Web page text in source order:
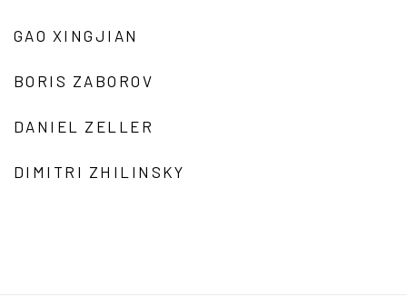
GAO XINGJIAN
BORIS ZABOROV
DANIEL ZELLER
DIMITRI ZHILINSKY